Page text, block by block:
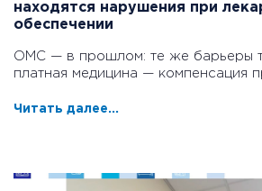
находятся нарушения при
обеспечении
ОМС — в прошлом: те же барьеры
платная медицина — компенсация
Читать далее...